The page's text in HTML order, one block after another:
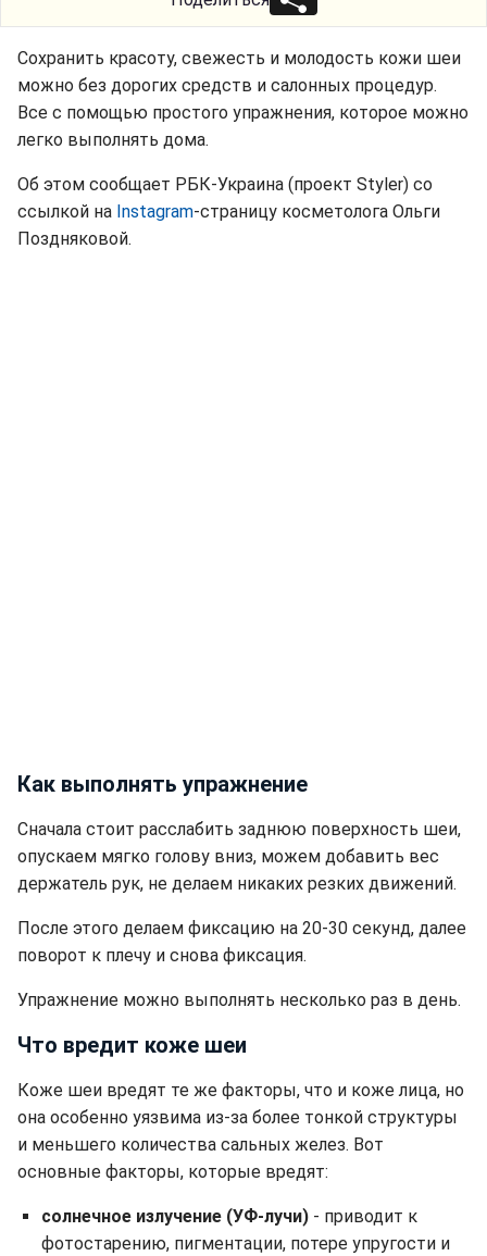
Сохранить красоту, свежесть и молодость кожи шеи
можно без дорогих средств и салонных процедур.
Все с помощью простого упражнения, которое можно
легко выполнять дома.
Об этом сообщает РБК-Украина (проект Styler) со
ссылкой на Instagram-страницу косметолога Ольги
Поздняковой.
Как выполнять упражнение
Сначала стоит расслабить заднюю поверхность шеи,
опускаем мягко голову вниз, можем добавить вес
держатель рук, не делаем никаких резких движений.
После этого делаем фиксацию на 20-30 секунд, далее
поворот к плечу и снова фиксация.
Упражнение можно выполнять несколько раз в день.
Что вредит коже шеи
Коже шеи вредят те же факторы, что и коже лица, но
она особенно уязвима из-за более тонкой структуры
и меньшего количества сальных желез. Вот
основные факторы, которые вредят:
солнечное излучение (УФ-лучи) - приводит к
фотостарению, пигментации, потере упругости и